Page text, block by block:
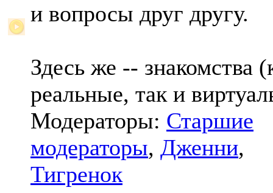
и вопросы друг другу.
Здесь же -- знакомства
реальные, так и
Модераторы: Старшие
модераторы, Дженни,
Тигренок